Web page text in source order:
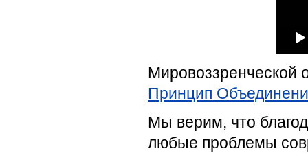
Мировоззренческой
Принцип
Мы верим, что
любые проблемы